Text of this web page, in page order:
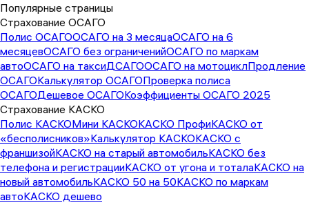
Популярные страницы
Страхование ОСАГО
Полис ОСАГООСАГО на 3 месяцаОСАГО на 6
месяцевОСАГО без ограниченийОСАГО по маркам
автоОСАГО на таксиДСАГООСАГО на мотоциклПродление
ОСАГОКалькулятор ОСАГОПроверка полиса
ОСАГОДешевое ОСАГОКоэффициенты ОСАГО 2025
Страхование КАСКО
Полис КАСКОМини КАСКОКАСКО ПрофиКАСКО от
«бесполисников»Калькулятор КАСКОКАСКО с
франшизойКАСКО на старый автомобильКАСКО без
телефона и регистрацииКАСКО от угона и тоталаКАСКО на
новый автомобильКАСКО 50 на 50КАСКО по маркам
автоКАСКО дешево